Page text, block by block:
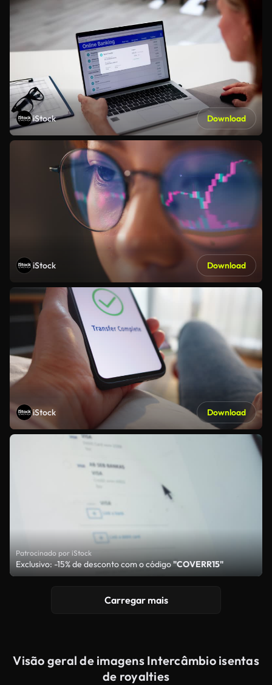
iStock Download
iStock Download
iStock Download
Patrocinado por iStock
Exclusivo: -15% de desconto com o código"COVERR15"
Carregar mais
Visão geral de imagens Intercâmbio isentas
de royalties